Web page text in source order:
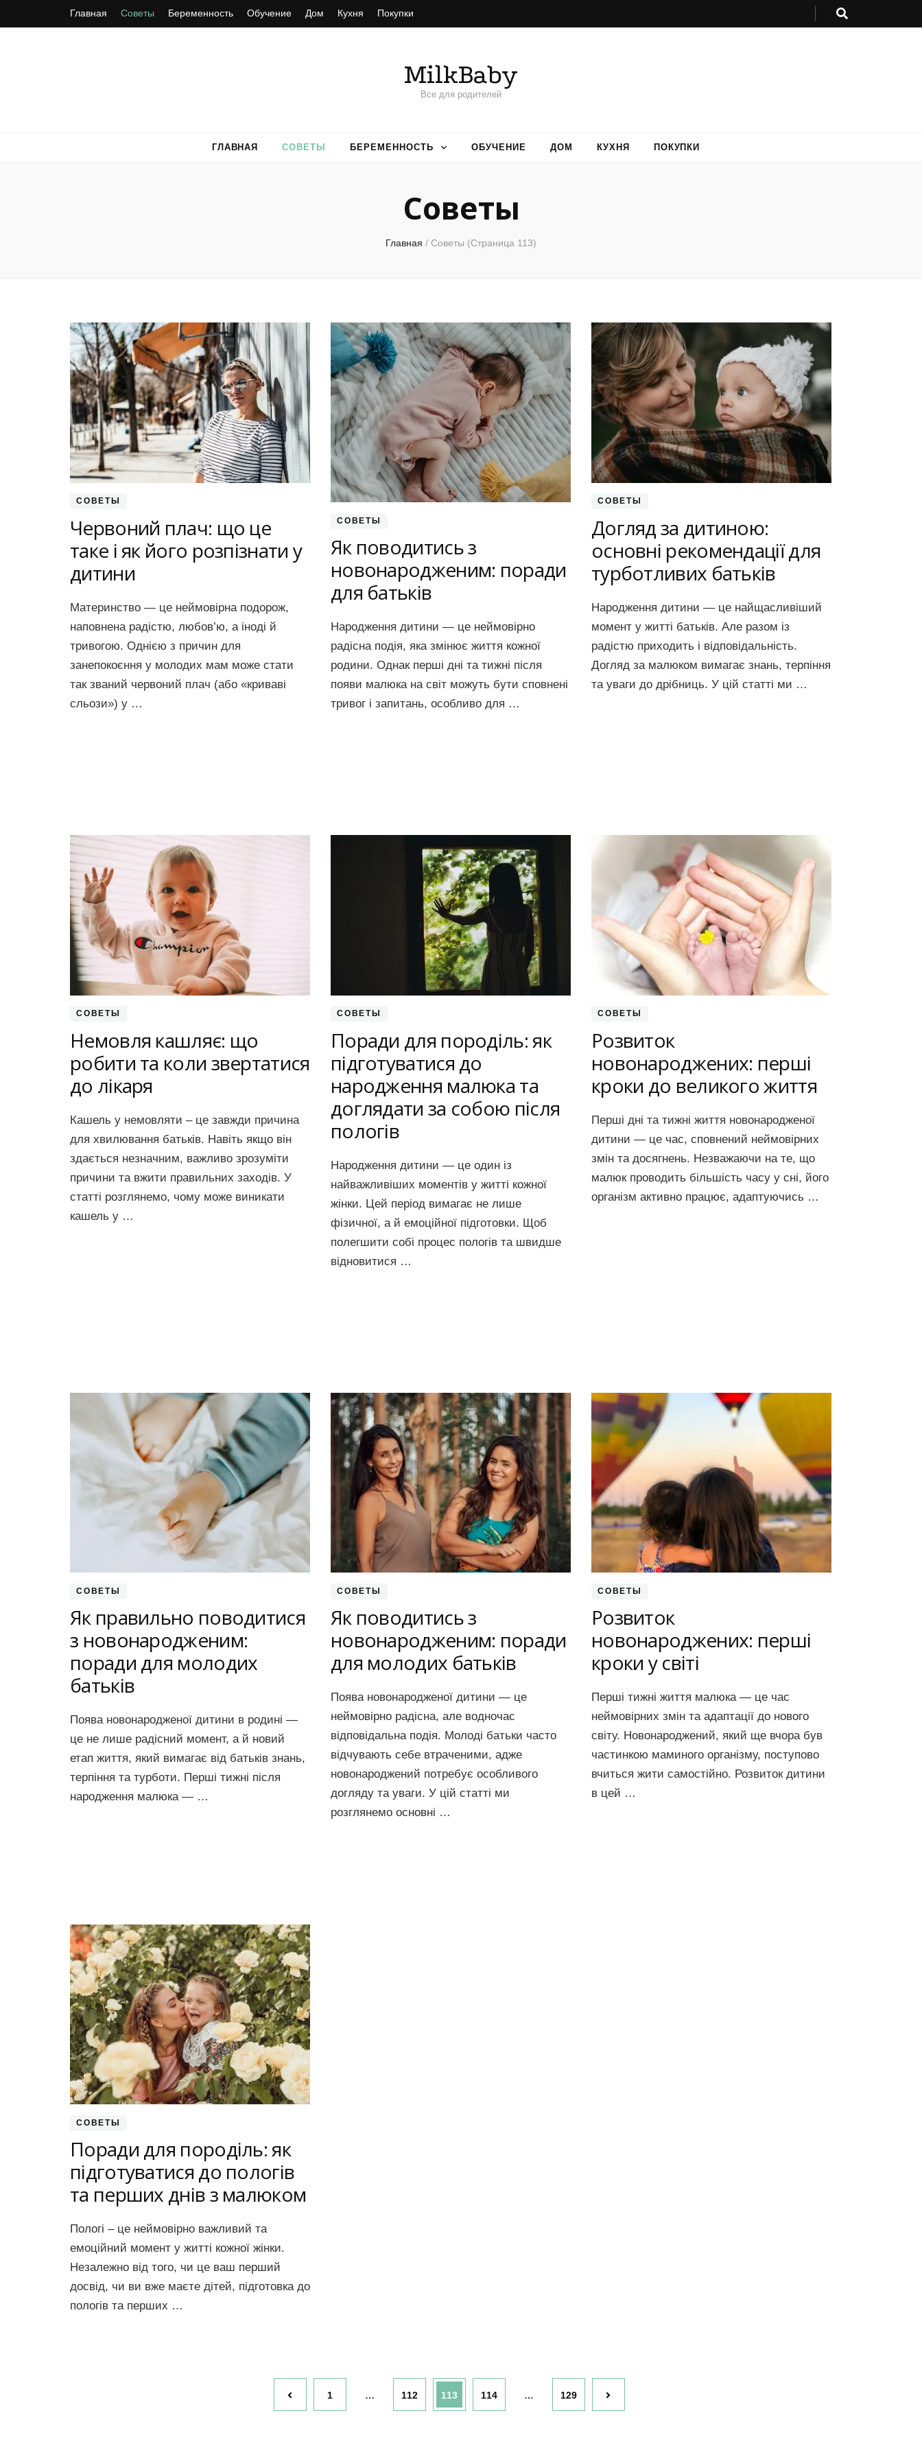
Главная Советы Беременность Обучение Дом Кухня Покупки
MilkBaby
Все для родителей
ГЛАВНАЯ СОВЕТЫ БЕРЕМЕННОСТЬ ОБУЧЕНИЕ ДОМ КУХНЯ ПОКУПКИ
Советы
Главная / Советы (Страница 113)
СОВЕТЫ
Червоний плач: що це
таке і як його розпізнати у
дитини
Материнство — це неймовірна подорож,
наповнена радістю, любов’ю, а іноді й
тривогою. Однією з причин для
занепокоєння у молодих мам може стати
так званий червоний плач (або «криваві
сльози») у …
СОВЕТЫ
Як поводитись з
новонародженим: поради
для батьків
Народження дитини — це неймовірно
радісна подія, яка змінює життя кожної
родини. Однак перші дні та тижні після
появи малюка на світ можуть бути сповнені
тривог і запитань, особливо для …
СОВЕТЫ
Догляд за дитиною:
основні рекомендації для
турботливих батьків
Народження дитини — це найщасливіший
момент у житті батьків. Але разом із
радістю приходить і відповідальність.
Догляд за малюком вимагає знань, терпіння
та уваги до дрібниць. У цій статті ми …
СОВЕТЫ
Немовля кашляє: що
робити та коли звертатися
до лікаря
Кашель у немовляти – це завжди причина
для хвилювання батьків. Навіть якщо він
здається незначним, важливо зрозуміти
причини та вжити правильних заходів. У
статті розглянемо, чому може виникати
кашель у …
СОВЕТЫ
Поради для породіль: як
підготуватися до
народження малюка та
доглядати за собою після
пологів
Народження дитини — це один із
найважливіших моментів у житті кожної
жінки. Цей період вимагає не лише
фізичної, а й емоційної підготовки. Щоб
полегшити собі процес пологів та швидше
відновитися …
СОВЕТЫ
Розвиток
новонароджених: перші
кроки до великого життя
Перші дні та тижні життя новонародженої
дитини — це час, сповнений неймовірних
змін та досягнень. Незважаючи на те, що
малюк проводить більшість часу у сні, його
організм активно працює, адаптуючись …
СОВЕТЫ
Як правильно поводитися
з новонародженим:
поради для молодих
батьків
Поява новонародженої дитини в родині —
це не лише радісний момент, а й новий
етап життя, який вимагає від батьків знань,
терпіння та турботи. Перші тижні після
народження малюка — …
СОВЕТЫ
Як поводитись з
новонародженим: поради
для молодих батьків
Поява новонародженої дитини — це
неймовірно радісна, але водночас
відповідальна подія. Молоді батьки часто
відчувають себе втраченими, адже
новонароджений потребує особливого
догляду та уваги. У цій статті ми
розглянемо основні …
СОВЕТЫ
Розвиток
новонароджених: перші
кроки у світі
Перші тижні життя малюка — це час
неймовірних змін та адаптації до нового
світу. Новонароджений, який ще вчора був
частинкою маминого організму, поступово
вчиться жити самостійно. Розвиток дитини
в цей …
СОВЕТЫ
Поради для породіль: як
підготуватися до пологів
та перших днів з малюком
Пологі – це неймовірно важливий та
емоційний момент у житті кожної жінки.
Незалежно від того, чи це ваш перший
досвід, чи ви вже маєте дітей, підготовка до
пологів та перших …
Страница
1 … Страница
112 Страница
113 Страница
114 … Страница
129